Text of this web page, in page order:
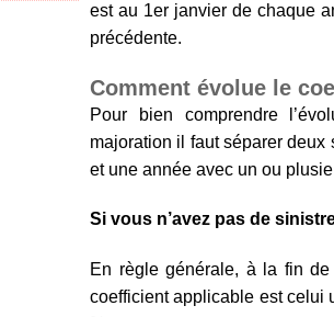
est au 1er janvier de chaque
précédente.
Comment évolue le
Pour bien comprendre
majoration il faut séparer
et une année avec un ou
Si vous n’avez pas de
En règle générale, à la fin
coefficient applicable est celui